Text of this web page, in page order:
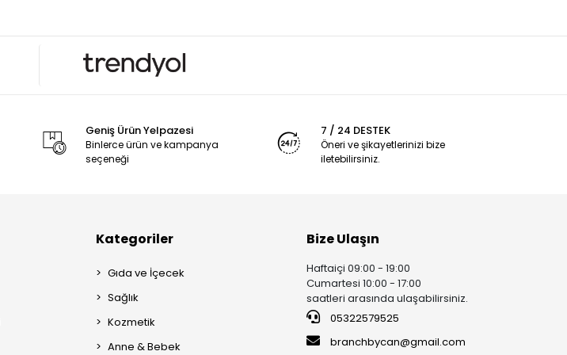
Geniş Ürün Yelpazesi
Binlerce ürün ve kampanya
seçeneği
7 / 24 DESTEK
Öneri ve şikayetlerinizi bize
iletebilirsiniz.
Kategoriler
Gıda ve İçecek
Sağlık
Kozmetik
Anne & Bebek
Bize Ulaşın
Haftaiçi 09:00 - 19:00
Cumartesi 10:00 - 17:00
saatleri arasında ulaşabilirsiniz.
05322579525
branchbycan@gmail.com